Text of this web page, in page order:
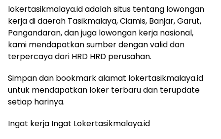
lokertasikmalaya.id adalah situs tentang lowongan
kerja di daerah Tasikmalaya, Ciamis, Banjar, Garut,
Pangandaran, dan juga lowongan kerja nasional,
kami mendapatkan sumber dengan valid dan
terpercaya dari HRD HRD perusahan.
Simpan dan bookmark alamat lokertasikmalaya.id
untuk mendapatkan loker terbaru dan terupdate
setiap harinya.
Ingat kerja Ingat Lokertasikmalaya.id